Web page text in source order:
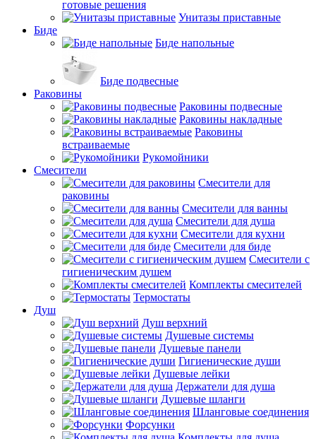
готовые решения
Унитазы приставные
Биде
Биде напольные
Биде подвесные
Раковины
Раковины подвесные
Раковины накладные
Раковины
встраиваемые
Рукомойники
Смесители
Смесители для
раковины
Смесители для ванны
Смесители для душа
Смесители для кухни
Смесители для биде
Смесители с
гигиеническим душем
Комплекты смесителей
Термостаты
Душ
Душ верхний
Душевые системы
Душевые панели
Гигиенические души
Душевые лейки
Держатели для душа
Душевые шланги
Шланговые соединения
Форсунки